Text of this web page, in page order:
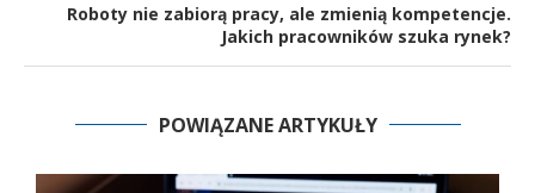
Roboty nie zabiorą pracy, ale zmienią kompetencje.
Jakich pracowników szuka rynek?
POWIĄZANE ARTYKUŁY